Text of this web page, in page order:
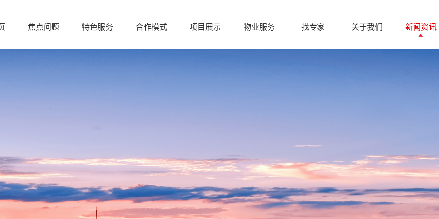
焦点问题 特色服务 合作模式 项目展示 物业服务 找专家 关于我们 新闻资讯